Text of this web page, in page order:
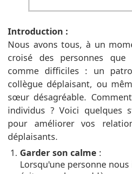
Introduction :
Nous avons tous, à un
croisé des personnes que
comme difficiles : un
collègue déplaisant, ou
sœur désagréable.
individus ? Voici quelques
pour améliorer vos
déplaisants.
Garder son calme :
Lorsqu'une personne